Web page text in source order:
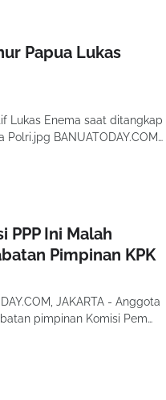
Papua Lukas
Lukas Enema saat ditangkap
BANUATODAY.COM…
PPP Ini Malah
Pimpinan KPK
JAKARTA - Anggota
pimpinan Komisi Pem…